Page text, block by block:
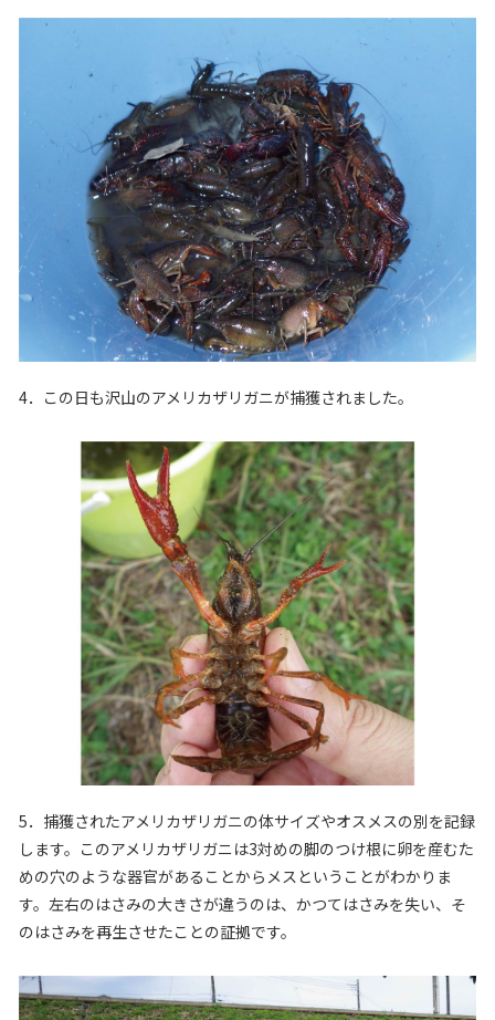
4．この日も沢山のアメリカザリガニが捕獲されました。
5．捕獲されたアメリカザリガニの体サイズやオスメスの別を記録
します。このアメリカザリガニは3対めの脚のつけ根に卵を産むた
めの穴のような器官があることからメスということがわかりま
す。左右のはさみの大きさが違うのは、かつてはさみを失い、そ
のはさみを再生させたことの証拠です。